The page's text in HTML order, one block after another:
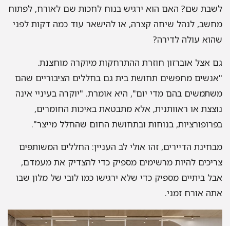
שם? האם הוא ירגיש בנוח לחכות שם לאורח, לפתוח
לנהל שיחה קצרה, או להישאר עוד כמה דקות לפני
עולה לדירה?
אצל אוברזון חוזרת ההתרחקות מיוקרה מוחצנת.
מחפשים תחושת בית גם בחללים הציבוריים שהם
בהם מדי יום", היא אומרת. "יוקרה בעיניי אינה
או ראוותנית, אלא מתבטאת באיכות החומרים,
בנוחות ובתחושת החום שהחלל מייצר".
הדיירים, זהו אולי לב העניין: החללים המשותפים
להיות מרשימים מספיק כדי להצדיק את מעמדם,
ביתיים מספיק כדי שלא ירגישו כמו לובי של מלון שבו
אורח זמני.